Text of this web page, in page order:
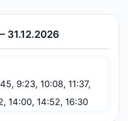
31.12.2026
9:23, 10:08, 11:37,
14:00, 14:52, 16:30